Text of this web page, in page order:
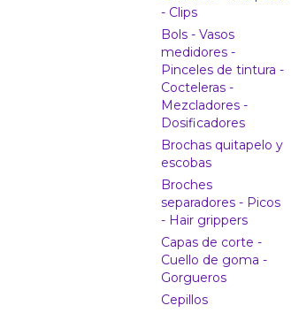
- Clips
Bols - Vasos
medidores -
Pinceles de tintura -
Cocteleras -
Mezcladores -
Dosificadores
Brochas quitapelo y
escobas
Broches
separadores - Picos
- Hair grippers
Capas de corte -
Cuello de goma -
Gorgueros
Cepillos